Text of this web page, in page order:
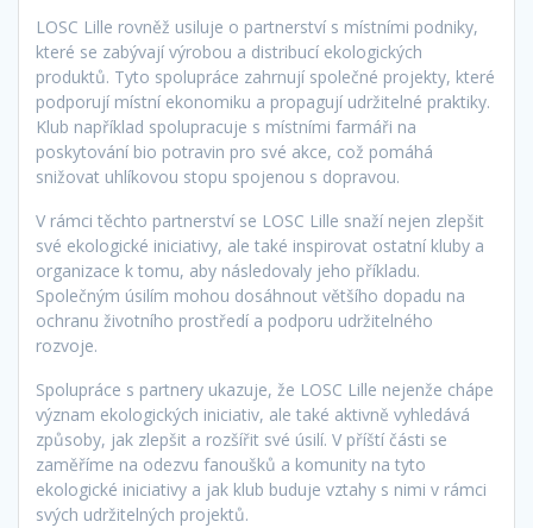
LOSC Lille rovněž usiluje o partnerství s místními podniky,
které se zabývají výrobou a distribucí ekologických
produktů. Tyto spolupráce zahrnují společné projekty, které
podporují místní ekonomiku a propagují udržitelné praktiky.
Klub například spolupracuje s místními farmáři na
poskytování bio potravin pro své akce, což pomáhá
snižovat uhlíkovou stopu spojenou s dopravou.
V rámci těchto partnerství se LOSC Lille snaží nejen zlepšit
své ekologické iniciativy, ale také inspirovat ostatní kluby a
organizace k tomu, aby následovaly jeho příkladu.
Společným úsilím mohou dosáhnout většího dopadu na
ochranu životního prostředí a podporu udržitelného
rozvoje.
Spolupráce s partnery ukazuje, že LOSC Lille nejenže chápe
význam ekologických iniciativ, ale také aktivně vyhledává
způsoby, jak zlepšit a rozšířit své úsilí. V příští části se
zaměříme na odezvu fanoušků a komunity na tyto
ekologické iniciativy a jak klub buduje vztahy s nimi v rámci
svých udržitelných projektů.